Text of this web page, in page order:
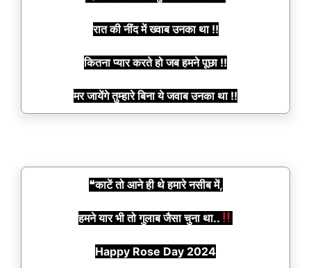
रात की नींद में ख्वाब उनका था !!
कितना प्यार करते हो जब हमने पूछा !!
मर जायेंगे तुम्हारे बिना ये जवाब उनका था !!
❝काटें तो आने ही थे हमारे नसीब में,
हमने यार भी तो गुलाब जैसा चुना था..
Happy Rose Day 2024